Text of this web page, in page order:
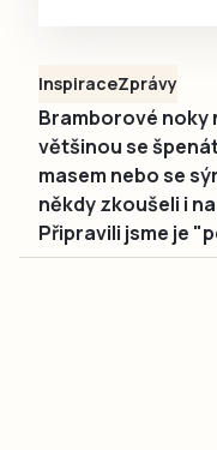
InspiraceZprávy
Bramborové noky
většinou se
masem nebo se
někdy zkoušeli i
Připravili jsme je